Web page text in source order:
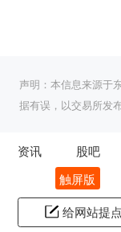
声明：本信息来源于
据有误，以交易所发
资讯 股吧
触屏版
给网站提